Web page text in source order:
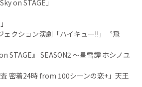
on STAGE」
ェクション演劇「ハイキュー!!」〝飛
STAGE』 SEASON2 〜星雪譚 ホシノユ
密着24時 from 100シーンの恋+」天王